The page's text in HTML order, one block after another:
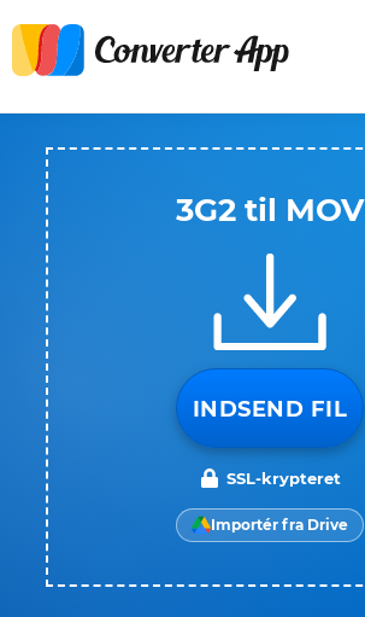
3G2 til MOV
INDSEND FIL
SSL-krypteret
Importér fra Drive